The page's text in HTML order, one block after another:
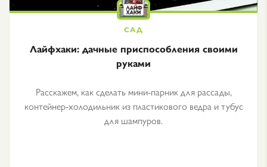
Лайфхаки: дачные приспособления своими
руками
Расскажем, как сделать мини-парник для рассады,
контейнер-холодильник из пластикового ведра и тубус
для шампуров.